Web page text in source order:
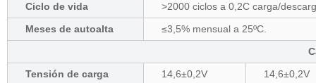
Ciclo de vida
>2000 ciclos a 0,2C carga/
Meses de autoalta
≤3,5% mensual a 25ºC.
Tensión de carga
14,6±0,2V
14,6±0,2V